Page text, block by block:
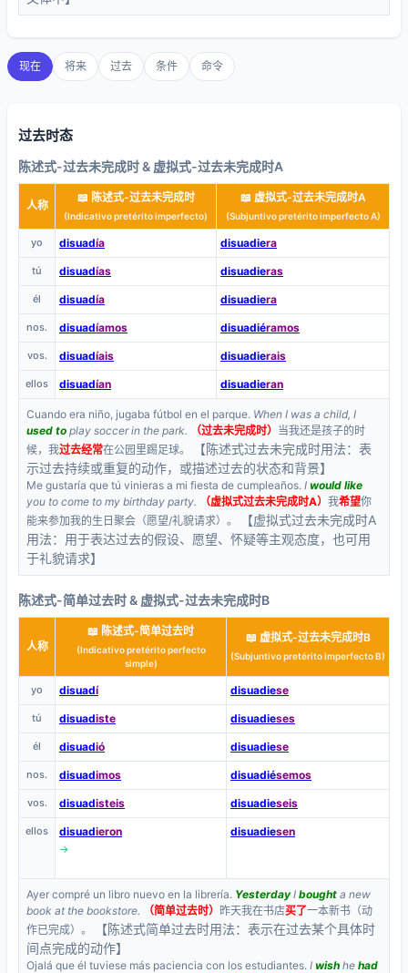
现在 将来 过去 条件 命令
过去时态
陈述式-过去未完成时 & 虚拟式-过去未完成时A
人称
📖 陈述式-过去未完成时
(Indicativo pretérito imperfecto)
📖 虚拟式-过去未完成时A
(Subjuntivo pretérito imperfecto A)
yo disuadía disuadiera
tú disuadías disuadieras
él disuadía disuadiera
nos. disuadíamos disuadiéramos
vos. disuadíais disuadierais
ellos disuadían disuadieran
Cuando era niño, jugaba fútbol en el parque. When I was a child, I
used to play soccer in the park. （过去未完成时） 当我还是孩子的时
候，我过去经常在公园里踢足球。
【陈述式过去未完成时用法：表
示过去持续或重复的动作，或描述过去的状态和背景】
Me gustaría que tú vinieras a mi fiesta de cumpleaños. I would like
you to come to my birthday party.
（虚拟式过去未完成时A） 我希望你
能来参加我的生日聚会（愿望/礼貌请求）。
【虚拟式过去未完成时A
用法：用于表达过去的假设、愿望、怀疑等主观态度，也可用
于礼貌请求】
陈述式-简单过去时 & 虚拟式-过去未完成时B
人称
📖 陈述式-简单过去时
(Indicativo pretérito perfecto
simple)
📖 虚拟式-过去未完成时B
(Subjuntivo pretérito imperfecto B)
yo disuadí disuadiese
tú disuadiste disuadieses
él disuadió disuadiese
nos. disuadimos disuadiésemos
vos. disuadisteis disuadieseis
ellos disuadieron
→
disuadiesen
Ayer compré un libro nuevo en la librería. YesterdayI bought a new
book at the bookstore.
（简单过去时） 昨天我在书店买了一本新书（动
作已完成）。
【陈述式简单过去时用法：表示在过去某个具体时
间点完成的动作】
Ojalá que él tuviese más paciencia con los estudiantes. I wish he had